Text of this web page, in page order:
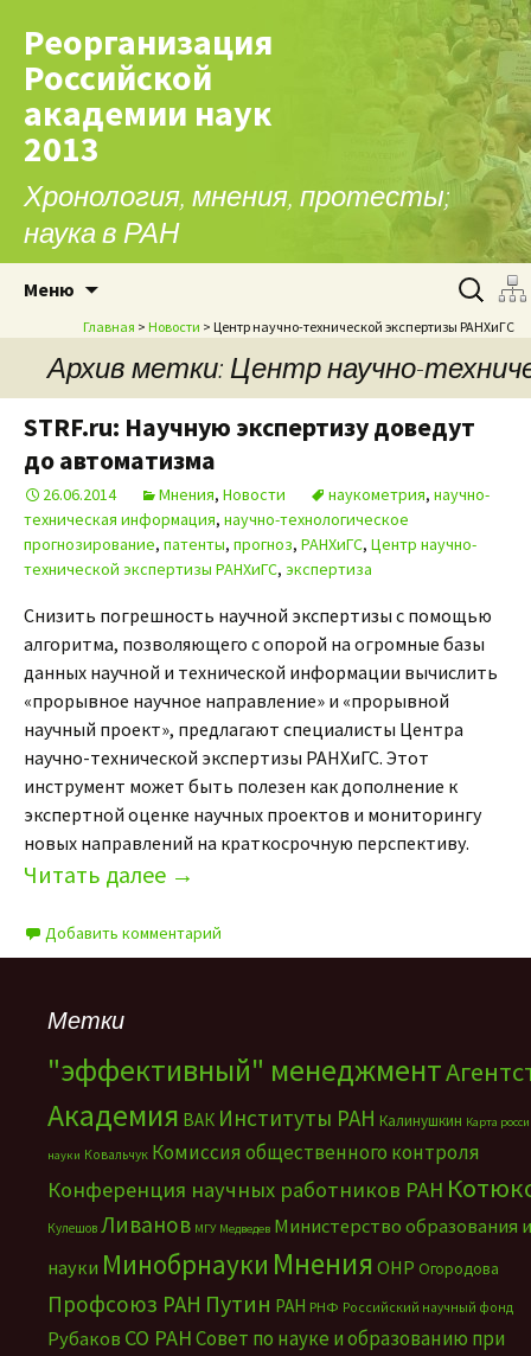
Реорганизация
Российской
академии наук
2013
Хронология, мнения, протесты;
наука в РАН
Меню Найти:
Главная > Новости > Центр научно-технической экспертизы РАНХиГС
Архив метки: Центр научно-
STRF.ru: Научную экспертизу доведут
до автоматизма
26.06.2014 Мнения, Новости наукометрия, научно-
техническая информация, научно-технологическое
прогнозирование, патенты, прогноз, РАНХиГС, Центр научно-
технической экспертизы РАНХиГС, экспертиза
Снизить погрешность научной экспертизы с помощью
алгоритма, позволяющего с опорой на огромные базы
данных научной и технической информации вычислить
«прорывное научное направление» и «прорывной
научный проект», предлагают специалисты Центра
научно-технической экспертизы РАНХиГС. Этот
инструмент может быть полезен как дополнение к
экспертной оценке научных проектов и мониторингу
новых направлений на краткосрочную перспективу.
Читать далее →
Добавить комментарий
Метки
"эффективный" менеджмент
Академия ВАК Институты РАН Калинушкин Карта
науки Ковальчук Комиссия общественного контроля
Конференция научных работников РАН
Кулешов Ливанов МГУ Медведев Министерство образования и
науки Минобрнауки Мнения ОНР Огородова
Профсоюз РАН Путин РАН РНФ Российский научный фонд
Рубаков СО РАНСовет по науке и образованию при